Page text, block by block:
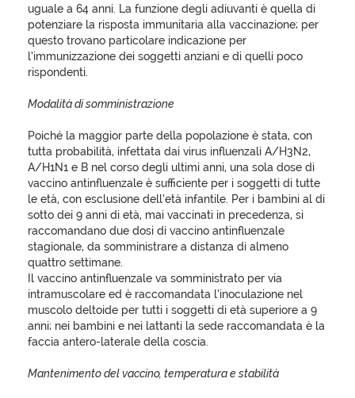
uguale a 64 anni. La funzione degli adiuvanti è quella di
potenziare la risposta immunitaria alla vaccinazione; per
questo trovano particolare indicazione per
l’immunizzazione dei soggetti anziani e di quelli poco
rispondenti.
Modalità di somministrazione
Poiché la maggior parte della popolazione è stata, con
tutta probabilità, infettata dai virus influenzali A/H3N2,
A/H1N1 e B nel corso degli ultimi anni, una sola dose di
vaccino antinfluenzale è sufficiente per i soggetti di tutte
le età, con esclusione dell’età infantile. Per i bambini al di
sotto dei 9 anni di età, mai vaccinati in precedenza, si
raccomandano due dosi di vaccino antinfluenzale
stagionale, da somministrare a distanza di almeno
quattro settimane.
Il vaccino antinfluenzale va somministrato per via
intramuscolare ed è raccomandata l’inoculazione nel
muscolo deltoide per tutti i soggetti di età superiore a 9
anni; nei bambini e nei lattanti la sede raccomandata è la
faccia antero-laterale della coscia.
Mantenimento del vaccino, temperatura e stabilità